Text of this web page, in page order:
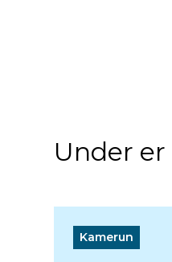
Under
Kamerun